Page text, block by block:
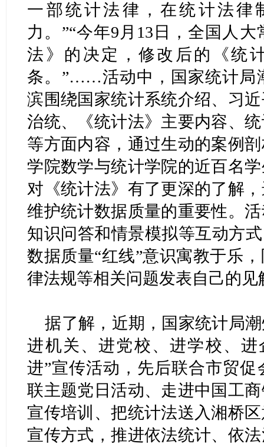
一部统计法律，在统计法律
力。”“今年9月13日，全国人
法》的决定，修改后的《统
条。”……活动中，国家统计局
滨围绕国家统计系统介绍、习
治统、《统计法》主要内容、
等方面内容，通过生动的案例
学院数学与统计学院的近百名
对《统计法》有了更深的了解
维护统计数据质量的重要性。
知识问答和情景模拟等互动方
数据质量“红线”意识寓教于乐
律法规等相关问题发表自己的
据了解，近期，国家统计局
进机关、进党校、进学校、
进”宣传活动，先后联合市贸
联主题党日活动、走进中国工
宣传培训、把统计法送入湘桥
宣传方式，推进依法统计、依